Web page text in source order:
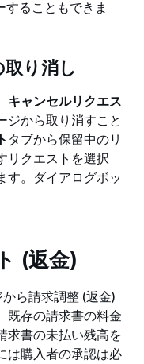
ることもできま
り消し
キャンセルリクエス
ジから取り消すこと
タブから保留中のリ
リクエストを選択
す。ダイアログボッ
(返金)
ら請求調整 (返金)
既存の請求書の料金
求書の未払い残高を
は購入者の承認は必